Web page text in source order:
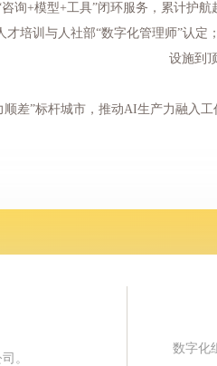
+模型+工具”闭环服务，累计护
培训与人社部“数字化管理师”认
设施到
差”标杆城市，推动AI生产力融入
。
数字化